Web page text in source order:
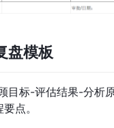
盘模板
目标-评估结果-分析
点。